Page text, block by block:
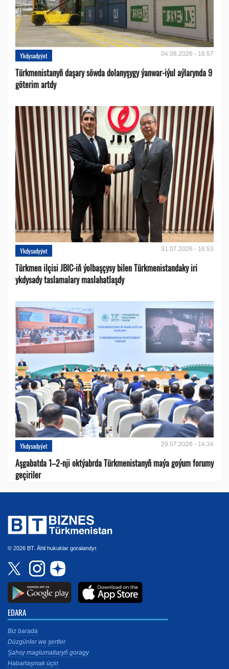
Ykdysadyýet 04.08.2026 - 16:57
Türkmenistanyň daşary söwda dolanyşygy ýanwar-iýul aýlarynda 9
göterim artdy
Ykdysadyýet 31.07.2026 - 16:53
Türkmen ilçisi JBIC-iň ýolbaşçysy bilen Türkmenistandaky iri
ykdysady taslamalary maslahatlaşdy
Ykdysadyýet 29.07.2026 - 14:34
Aşgabatda 1–2-nji oktýabrda Türkmenistanyň maýa goýum forumy
geçiriler
© 2026 BT. Ähli hukuklar goralandyr.
EDARA
Biz barada
Düzgünler we şertler
Şahsy maglumatlaryň goragy
Habarlaşmak üçin